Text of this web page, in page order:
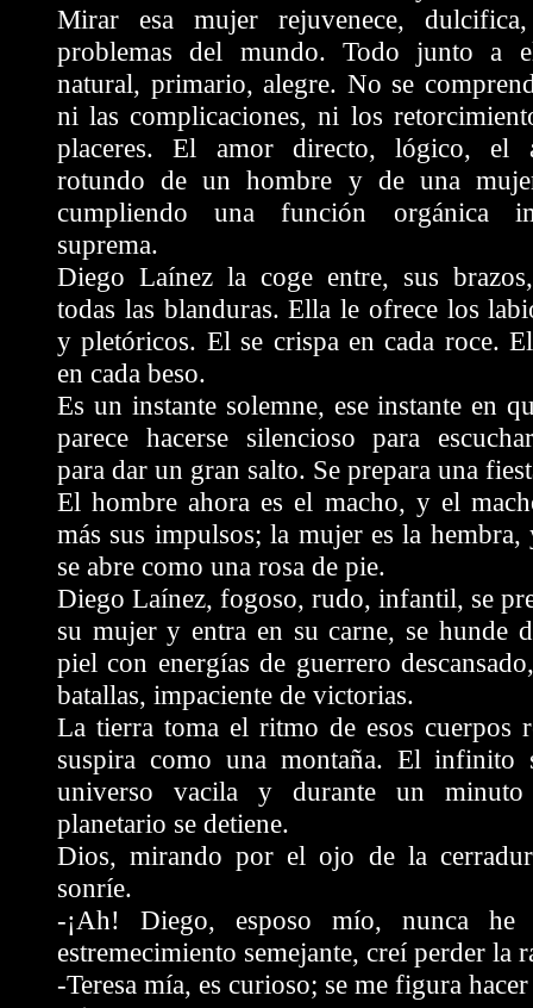
Mirar esa mujer rejuvenece,
problemas del mundo. Todo junto a
natural, primario, alegre. No se
ni las complicaciones, ni los
placeres. El amor directo, lógico, el
rotundo de un hombre y de una
cumpliendo una función orgánica
suprema.
Diego Laínez la coge entre, sus
todas las blanduras. Ella le ofrece los
y pletóricos. El se crispa en cada roce.
en cada beso.
Es un instante solemne, ese instante en
parece hacerse silencioso para
para dar un gran salto. Se prepara una
El hombre ahora es el macho, y el
más sus impulsos; la mujer es la hembra,
se abre como una rosa de pie.
Diego Laínez, fogoso, rudo, infantil, se
su mujer y entra en su carne, se hunde
piel con energías de guerrero
batallas, impaciente de victorias.
La tierra toma el ritmo de esos cuerpos
suspira como una montaña. El infinito
universo vacila y durante un minuto
planetario se detiene.
Dios, mirando por el ojo de la
sonríe.
-¡Ah! Diego, esposo mío, nunca he
estremecimiento semejante, creí perder la
-Teresa mía, es curioso; se me figura